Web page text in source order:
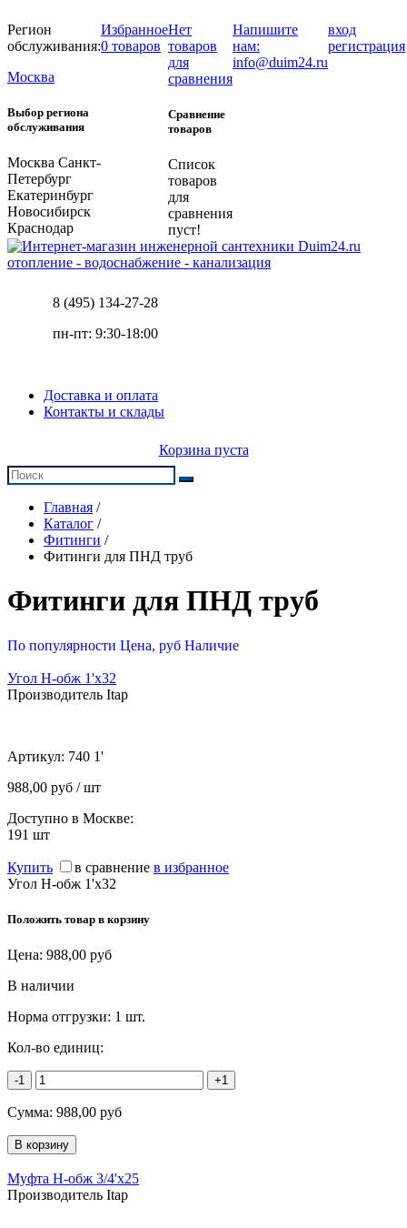
Регион
обслуживания:
Москва
Выбор региона
обслуживания
Москва Санкт-
Петербург
Екатеринбург
Новосибирск
Краснодар
Избранное
0 товаров
Нет
товаров
для
сравнения
Сравнение
товаров
Список
товаров
для
сравнения
пуст!
Напишите
нам:
info@duim24.ru
вход
регистрация
отопление - водоснабжение - канализация
8 (495) 134-27-28
пн-пт: 9:30-18:00
Доставка и оплата
Контакты и склады
Корзина пуста
Главная /
Каталог /
Фитинги /
Фитинги для ПНД труб
Фитинги для ПНД труб
По популярности Цена, руб Наличие
Угол Н-обж 1'х32
Производитель Itap
Артикул: 740 1'
988,00 руб / шт
Доступно в Москве:
191 шт
Купить в сравнение в избранное
Угол Н-обж 1'х32
Положить товар в корзину
Цена: 988,00 руб
В наличии
Норма отгрузки: 1 шт.
Кол-во единиц:
-1 +1
Сумма: 988,00 руб
Муфта Н-обж 3/4'х25
Производитель Itap